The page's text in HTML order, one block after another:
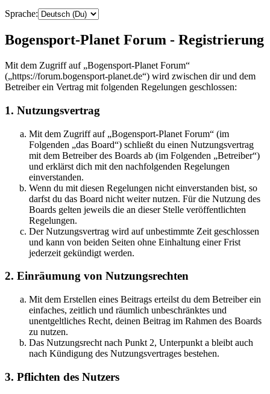
Sprache:
Bogensport-Planet Forum - Registrierung
Mit dem Zugriff auf „Bogensport-Planet Forum“
(„https://forum.bogensport-planet.de“) wird zwischen dir und dem
Betreiber ein Vertrag mit folgenden Regelungen geschlossen:
1. Nutzungsvertrag
Mit dem Zugriff auf „Bogensport-Planet Forum“ (im
Folgenden „das Board“) schließt du einen Nutzungsvertrag
mit dem Betreiber des Boards ab (im Folgenden „Betreiber“)
und erklärst dich mit den nachfolgenden Regelungen
einverstanden.
Wenn du mit diesen Regelungen nicht einverstanden bist, so
darfst du das Board nicht weiter nutzen. Für die Nutzung des
Boards gelten jeweils die an dieser Stelle veröffentlichten
Regelungen.
Der Nutzungsvertrag wird auf unbestimmte Zeit geschlossen
und kann von beiden Seiten ohne Einhaltung einer Frist
jederzeit gekündigt werden.
2. Einräumung von Nutzungsrechten
Mit dem Erstellen eines Beitrags erteilst du dem Betreiber ein
einfaches, zeitlich und räumlich unbeschränktes und
unentgeltliches Recht, deinen Beitrag im Rahmen des Boards
zu nutzen.
Das Nutzungsrecht nach Punkt 2, Unterpunkt a bleibt auch
nach Kündigung des Nutzungsvertrages bestehen.
3. Pflichten des Nutzers